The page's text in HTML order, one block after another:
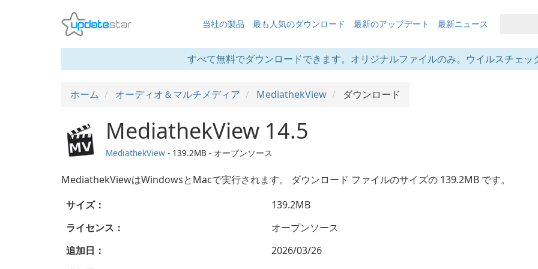
当社の製品 最も人気のダウンロード 最新のアップデート 最新ニュース
すべて無料でダウンロードできます。オリジナルファイルのみ。ウイルスチェッ
ホーム オーディオ＆マルチメディア MediathekView ダウンロード
MediathekView 14.5
MediathekView - 139.2MB - オープンソース
MediathekViewはWindowsとMacで実行されます。 ダウンロード ファイルのサイズの 139.2MB です。
サイズ：
139.2MB
ライセンス：
オープンソース
追加日：
2026/03/26